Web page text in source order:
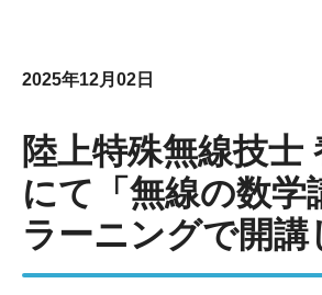
2025年12月02日
陸上特殊無線技士
にて「無線の数学
ラーニングで開講